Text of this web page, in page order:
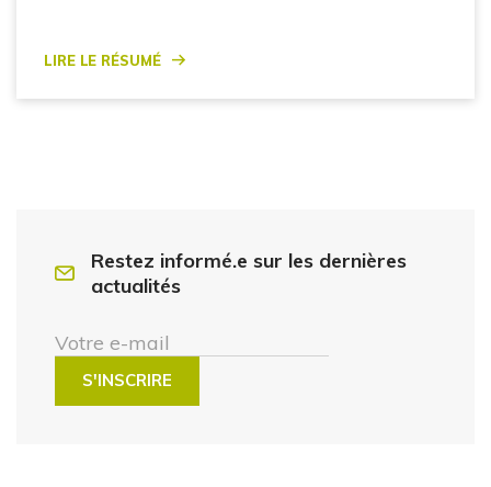
Lire le résumé
Restez informé.e sur les dernières
actualités
Votre e-mail